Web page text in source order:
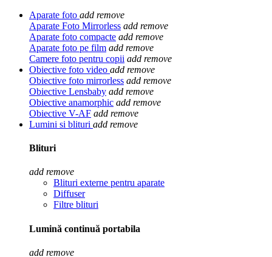
Aparate foto add remove
Aparate Foto Mirrorless add remove
Aparate foto compacte add remove
Aparate foto pe film add remove
Camere foto pentru copii add remove
Obiective foto video add remove
Obiective foto mirrorless add remove
Obiective Lensbaby add remove
Obiective anamorphic add remove
Obiective V-AF add remove
Lumini si blituri add remove
Blituri
add remove
Blituri externe pentru aparate
Diffuser
Filtre blituri
Lumină continuă portabila
add remove